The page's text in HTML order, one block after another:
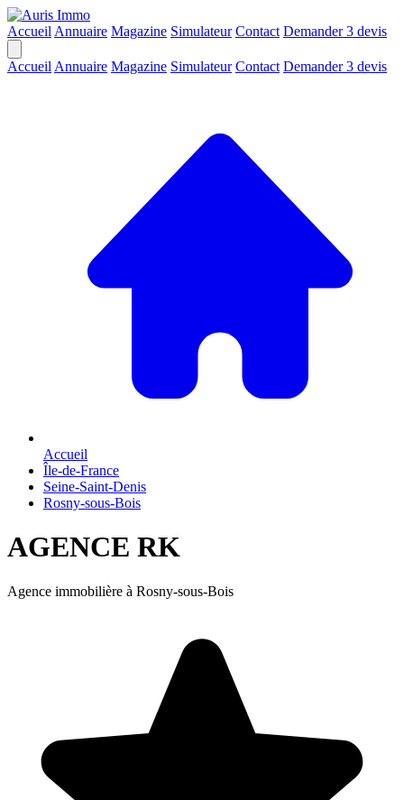
Accueil Annuaire Magazine Simulateur Contact Demander 3 devis
Accueil Annuaire Magazine Simulateur Contact Demander 3 devis
Accueil
Île-de-France
Seine-Saint-Denis
Rosny-sous-Bois
AGENCE RK
Agence immobilière à Rosny-sous-Bois